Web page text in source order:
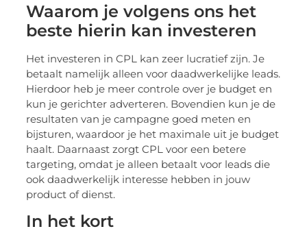
Waarom je volgens ons het
beste hierin kan investeren
Het investeren in CPL kan zeer lucratief zijn. Je
betaalt namelijk alleen voor daadwerkelijke leads.
Hierdoor heb je meer controle over je budget en
kun je gerichter adverteren. Bovendien kun je de
resultaten van je campagne goed meten en
bijsturen, waardoor je het maximale uit je budget
haalt. Daarnaast zorgt CPL voor een betere
targeting, omdat je alleen betaalt voor leads die
ook daadwerkelijk interesse hebben in jouw
product of dienst.
In het kort